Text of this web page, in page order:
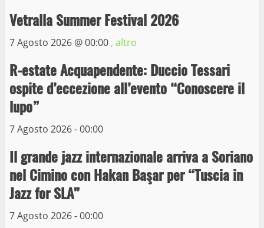
Vetralla Summer Festival 2026
7 Agosto 2026 @00:00 , altro
R-estate Acquapendente: Duccio Tessari
ospite d’eccezione all’evento “Conoscere il
lupo”
7 Agosto 2026 - 00:00
Il grande jazz internazionale arriva a Soriano
nel Cimino con Hakan Başar per “Tuscia in
Jazz for SLA”
7 Agosto 2026 - 00:00
4
La Polizia di Stato arresta il ladro seriale
delle auto in sosta a Viterbo
Prorogata la mostra dei bozzetti di
Museo dei Portici
6
Trasporto pubblico locale, trasferimento
capolinea al terminal Riello dal 15 al 17
15 Giugno 2023